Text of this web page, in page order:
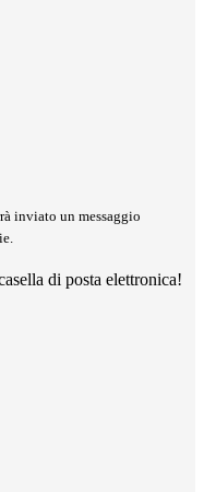
inviato un messaggio
di posta elettronica!